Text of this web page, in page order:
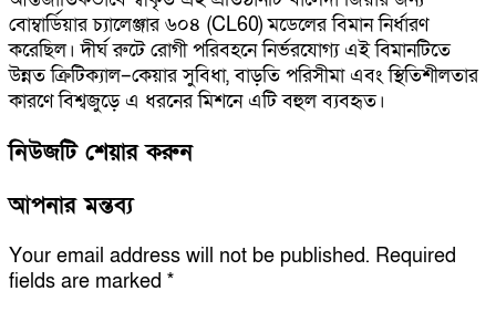
বোম্বার্ডিয়ার চ্যালেঞ্জার ৬০৪ (CL60) মডেলের বিমান নির্ধারণ
করেছিল। দীর্ঘ রুটে রোগী পরিবহনে নির্ভরযোগ্য এই বিমানটিতে
উন্নত ক্রিটিক্যাল–কেয়ার সুবিধা, বাড়তি পরিসীমা এবং স্থিতিশীলতার
কারণে বিশ্বজুড়ে এ ধরনের মিশনে এটি বহুল ব্যবহৃত।
নিউজটি শেয়ার করুন
আপনার মন্তব্য
Your email address will not be published. Required
fields are marked *